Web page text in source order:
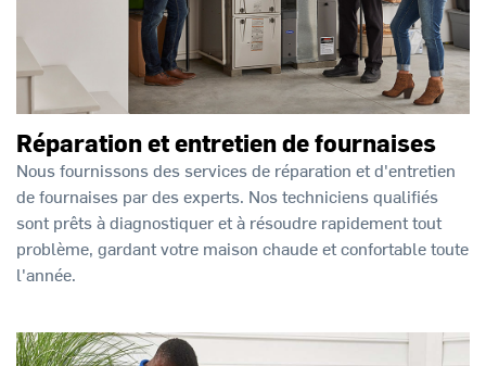
Réparation et entretien de fournaises
Nous fournissons des services de réparation et d'entretien
de fournaises par des experts. Nos techniciens qualifiés
sont prêts à diagnostiquer et à résoudre rapidement tout
problème, gardant votre maison chaude et confortable toute
l'année.